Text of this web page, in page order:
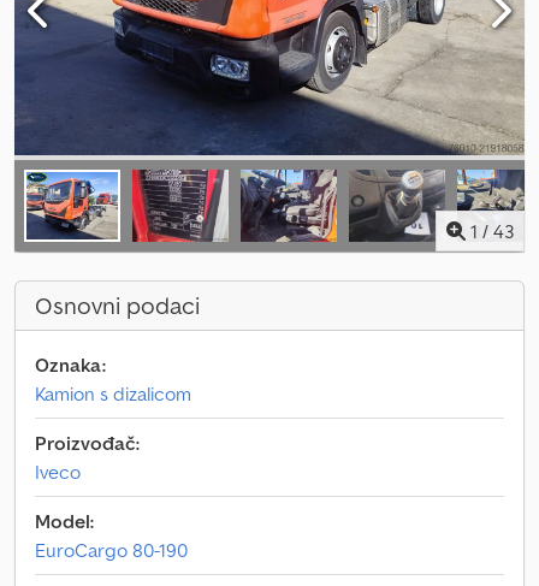
1 / 43
Osnovni podaci
Oznaka:
Kamion s dizalicom
Proizvođač:
Iveco
Model:
EuroCargo 80-190